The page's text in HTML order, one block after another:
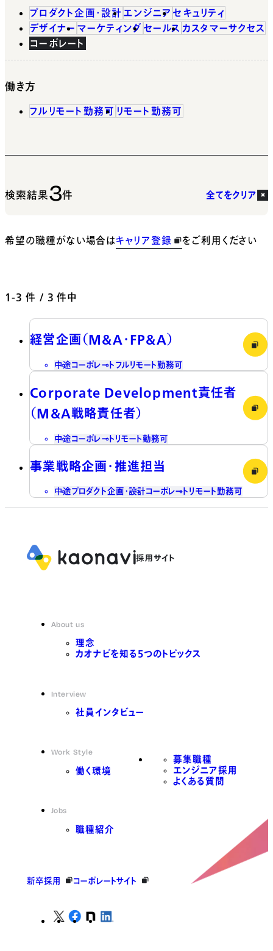
プロダクト企画・設計 エンジニア セキュリティ
デザイナー マーケティング セールス カスタマーサクセス
コーポレート
働き方
フルリモート勤務可 リモート勤務可
検索結果3件 全てをクリア
希望の職種がない場合はキャリア登録 をご利用ください
1-3 件 / 3 件中
経営企画（M&A・FP&A）
中途コーポレート フルリモート勤務可
Corporate Development責任者
（M&A戦略責任者）
中途コーポレート リモート勤務可
事業戦略企画・推進担当
中途プロダクト企画・設計コーポレート リモート勤務可
About us
理念
カオナビを知る5つのトピックス
Interview
社員インタビュー
Work Style
働く環境
Jobs
職種紹介
募集職種
エンジニア採用
よくある質問
新卒採用 コーポレートサイト